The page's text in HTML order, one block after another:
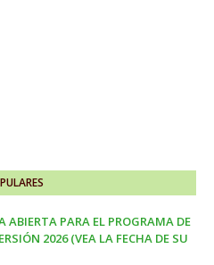
ABIERTA PARA EL PROGRAMA DE
2026 (VEA LA FECHA DE SU